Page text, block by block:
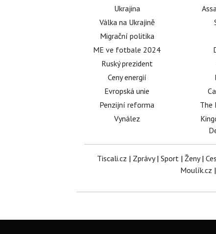
Ukrajina
Válka na Ukrajině
Migrační politika
ME ve fotbale 2024
Ruský prezident
Ceny energií
Evropská unie
Penzijní reforma
Vynález
The
Tiscali.cz | Zprávy| Sport| Ženy|
Moulík.cz |